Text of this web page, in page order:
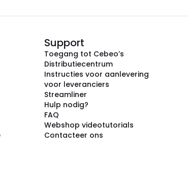
Support
Toegang tot Cebeo’s
Distributiecentrum
Instructies voor aanlevering
voor leveranciers
Streamliner
Hulp nodig?
FAQ
Webshop videotutorials
Contacteer ons